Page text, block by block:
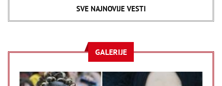
SVE NAJNOVIJE VESTI
GALERIJE